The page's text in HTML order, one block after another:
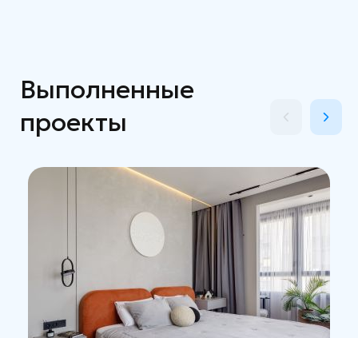
Выполненные
проекты